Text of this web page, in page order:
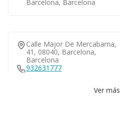
Barcelona, Barcelona
Calle Major De Mercabarna,
41, 08040, Barcelona,
Barcelona
932631777
Ver más